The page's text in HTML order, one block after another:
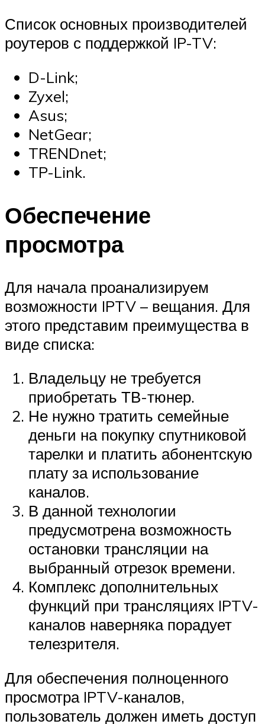
Список основных производителей
роутеров с поддержкой IP-TV:
D-Link;
Zyxel;
Asus;
NetGear;
TRENDnet;
TP-Link.
Обеспечение
просмотра
Для начала проанализируем
возможности IPTV – вещания. Для
этого представим преимущества в
виде списка:
Владельцу не требуется
приобретать ТВ-тюнер.
Не нужно тратить семейные
деньги на покупку спутниковой
тарелки и платить абонентскую
плату за использование
каналов.
В данной технологии
предусмотрена возможность
остановки трансляции на
выбранный отрезок времени.
Комплекс дополнительных
функций при трансляциях IPTV-
каналов наверняка порадует
телезрителя.
Для обеспечения полноценного
просмотра IPTV-каналов,
пользователь должен иметь доступ